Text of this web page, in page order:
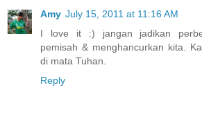
Amy July 15, 2011 at 11:16 AM
I love it :) jangan jadikan
pemisah & menghancurkan kita.
di mata Tuhan.
Reply